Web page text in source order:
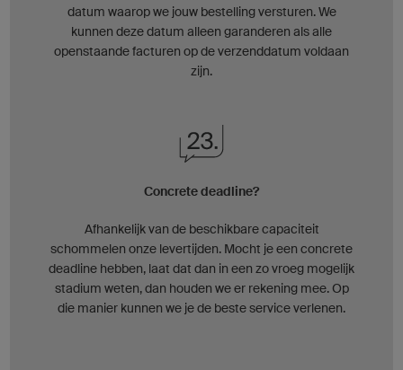
datum waarop we jouw bestelling versturen. We
kunnen deze datum alleen garanderen als alle
openstaande facturen op de verzenddatum voldaan
zijn.
Concrete deadline?
Afhankelijk van de beschikbare capaciteit
schommelen onze levertijden. Mocht je een concrete
deadline hebben, laat dat dan in een zo vroeg mogelijk
stadium weten, dan houden we er rekening mee. Op
die manier kunnen we je de beste service verlenen.